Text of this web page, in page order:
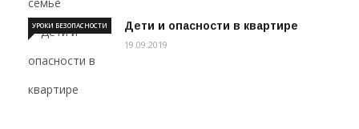
Дети и опасности в квартире
УРОКИ БЕЗОПАСНОСТИ
19.09.2019